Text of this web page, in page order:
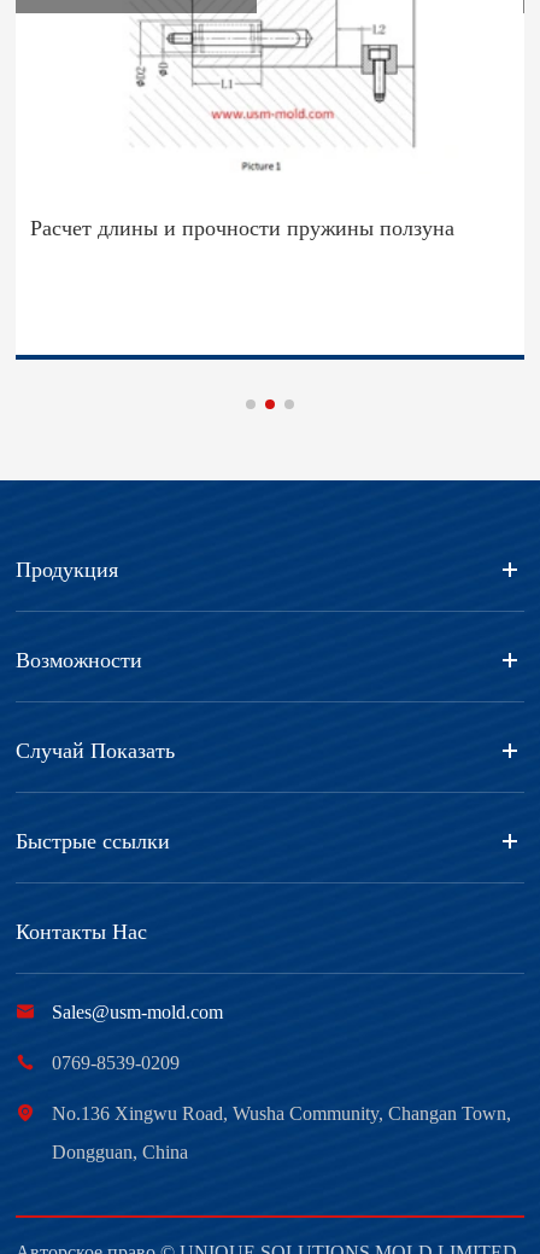
Расчет длины и прочности пружины ползуна
Продукция
Возможности
Случай Показать
Быстрые ссылки
Контакты Нас
 Sales@usm-mold.com
 0769-8539-0209

No.136 Xingwu Road, Wusha Community, Changan Town,
Dongguan, China